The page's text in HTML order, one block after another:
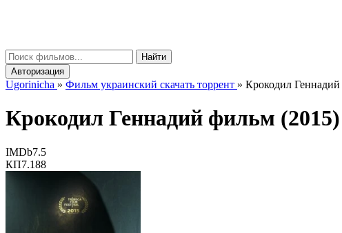
Найти
Авторизация
Ugorinicha » Фильм украинский скачать торрент » Крокодил Геннадий
Крокодил Геннадий фильм (2015)
IMDb7.5
КП7.188